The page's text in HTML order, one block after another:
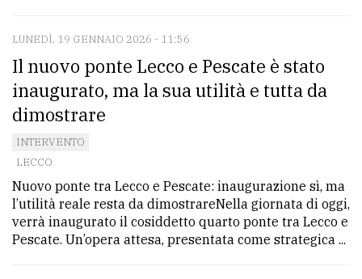
LUNEDÌ, 19 GENNAIO 2026 - 11:56
Il nuovo ponte Lecco e Pescate è stato
inaugurato, ma la sua utilità e tutta da
dimostrare
INTERVENTO
LECCO
Nuovo ponte tra Lecco e Pescate: inaugurazione sì, ma
l’utilità reale resta da dimostrareNella giornata di oggi,
verrà inaugurato il cosiddetto quarto ponte tra Lecco e
Pescate. Un’opera attesa, presentata come strategica ...